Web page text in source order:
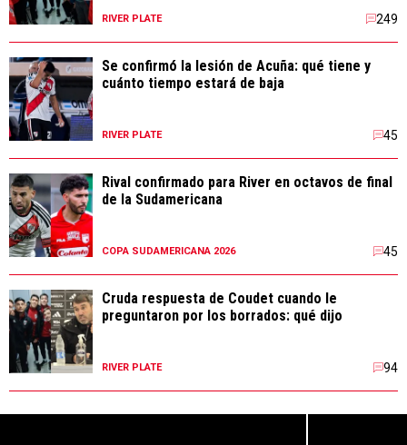
RIVER PLATE 249
Se confirmó la lesión de Acuña: qué tiene y
cuánto tiempo estará de baja
RIVER PLATE 45
Rival confirmado para River en octavos de final
de la Sudamericana
COPA SUDAMERICANA 2026 45
Cruda respuesta de Coudet cuando le
preguntaron por los borrados: qué dijo
RIVER PLATE 94